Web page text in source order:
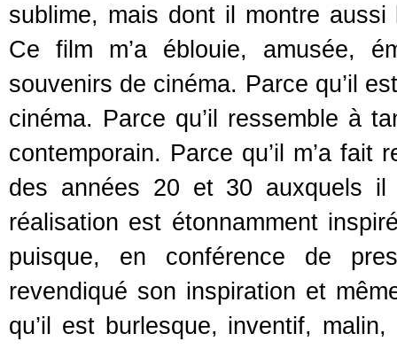
sublime, mais dont il montre
Ce film m’a éblouie, amusée,
souvenirs de cinéma. Parce qu’il
cinéma. Parce qu’il ressemble à
contemporain. Parce qu’il m’a
des années 20 et 30 auxquels
réalisation est étonnamment
puisque, en conférence de
revendiqué son inspiration et
qu’il est burlesque, inventif,